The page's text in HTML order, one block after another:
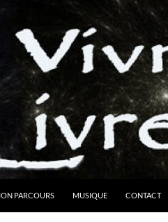
PARCOURS MUSIQUE CONTACT